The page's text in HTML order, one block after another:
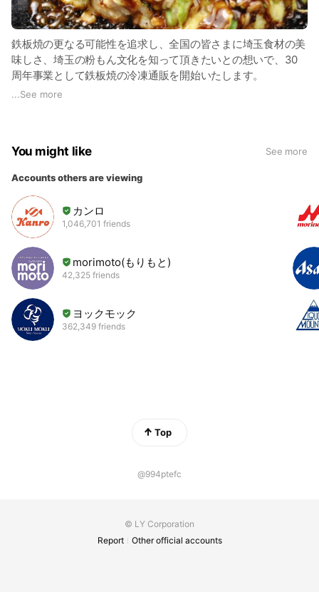
鉄板焼の更なる可能性を追求し、全国の皆さまに埼玉食材の美
味しさ、埼玉の粉もん文化を知って頂きたいとの想いで、30
周年事業として鉄板焼の冷凍通販を開始いたします。
...See more
You might like See more
Accounts others are viewing
カンロ
1,046,701 friends
morimoto(もりもと)
42,325 friends
ヨックモック
362,349 friends
Top
@994ptefc
© LY Corporation
Report
Other official accounts